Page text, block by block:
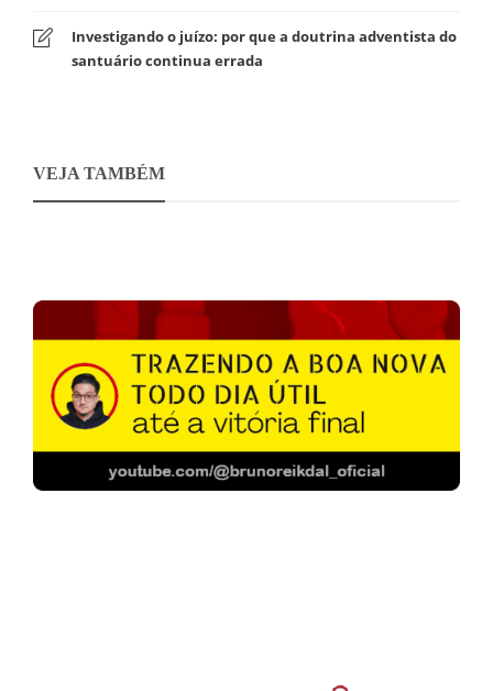
Investigando o juízo: por que a doutrina adventista do
santuário continua errada
VEJA TAMBÉM